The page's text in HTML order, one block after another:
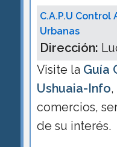
C.A.P.U
Urbanas
Dirección:
Visite la Guía
Ushuaia-Info
comercios,
de su interés.